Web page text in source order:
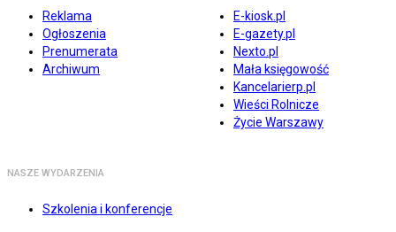
Reklama
Ogłoszenia
Prenumerata
Archiwum
E-kiosk.pl
E-gazety.pl
Nexto.pl
Mała księgowość
Kancelarierp.pl
Wieści Rolnicze
Życie Warszawy
NASZE WYDARZENIA
Szkolenia i konferencje